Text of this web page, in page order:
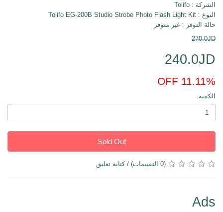
الشركة : Tolifo
النوع : Tolifo EG-200B Studio Strobe Photo Flash Light Kit
حالة التوفر : غير متوفر
270.0JD
240.0JD
11.11% OFF
الكمية:
Sold Out
(0 التقييمات) /كتابة تعليق
Ads